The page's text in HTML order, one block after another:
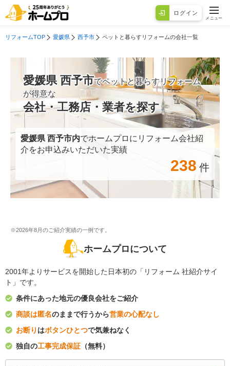
ログイン
メニュー
リフォームTOP 愛媛県 西予市 ペットと暮らすリフォームの会社一覧
愛媛県 西予市でペットと暮らすリフォーム
が得意な
会社・工務店・業者を探す
愛媛県 西予市内でホームプロにリフォーム会社紹
介をお申込みいただいた実績
238 件
※2026年8月のご紹介実績の一例です。
ホームプロについて
2001年よりサービスを開始した日本初の「リフォーム 社紹介サイ
ト」です。
条件にあった地元の優良会社をご紹介
商談は匿名のままで行うから営業の心配なし
お断り はボタンひとつで気兼ねなく
独自の工事完成保証 （無料）